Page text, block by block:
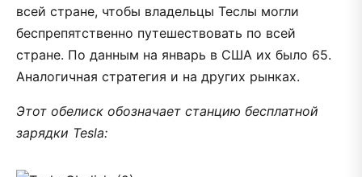
всей стране, чтобы владельцы Теслы могли
беспрепятственно путешествовать по всей
стране. По данным на январь в США их было 65.
Аналогичная стратегия и на других рынках.
Этот обелиск обозначает станцию бесплатной
зарядки Tesla: